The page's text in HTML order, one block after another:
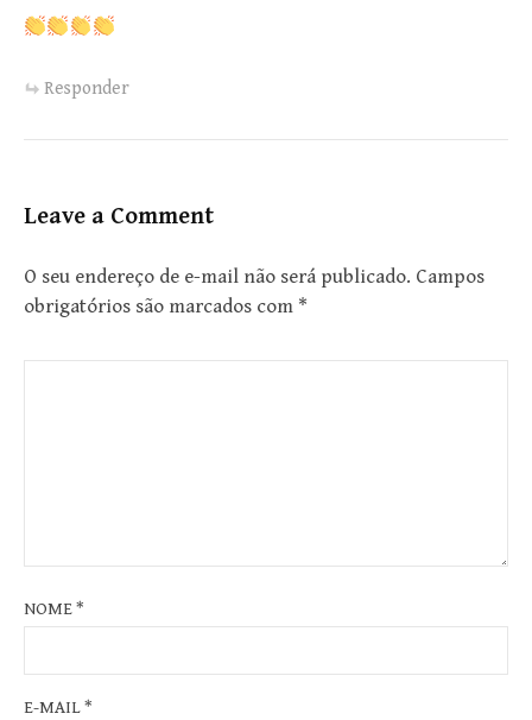
Responder
Leave a Comment
O seu endereço de e-mail não será publicado. Campos
obrigatórios são marcados com *
NOME*
E-MAIL*